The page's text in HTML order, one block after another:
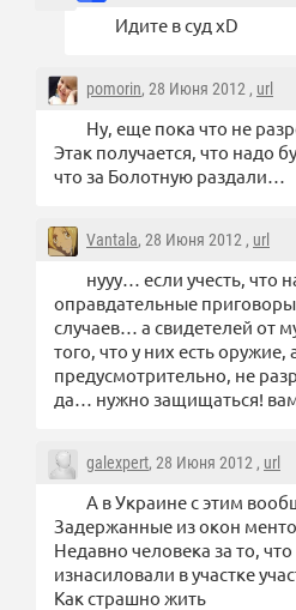
Идите в суд xD
pomorin, 28 Июня 2012 , url
Ну, еще пока что не
Этак получается, что надо
что за Болотную раздали…
Vantala, 28 Июня 2012 , url
нууу… если учесть, что
оправдательные
случаев… а свидетелей от
того, что у них есть оружие,
предусмотрительно, не
да… нужно защищаться!
galexpert, 28 Июня 2012 , url
А в Украине с этим
Задержанные из окон
Недавно человека за то,
изнасиловали в участке
Как страшно жить